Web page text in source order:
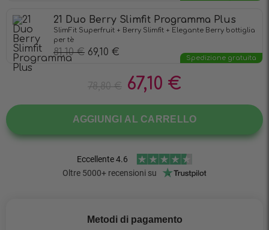
21 Duo Berry Slimfit Programma Plus
SlimFit Superfruit + Berry Slimfit + Elegante Berry bottiglia
per tè
81,10€ 69,10 €
Spedizione gratuita
78,80€ 67,10 €
AGGIUNGI AL CARRELLO
Metodi di pagamento